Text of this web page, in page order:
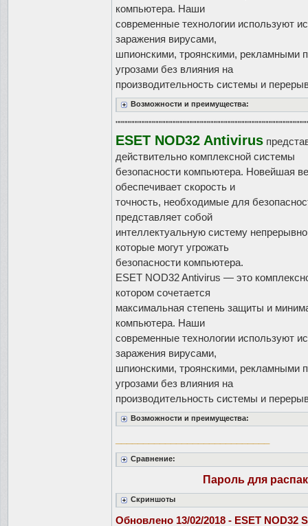
компьютера. Наши
современные технологии используют
заражения вирусами,
шпионскими, троянскими, рекламными
угрозами без влияния на
производительность системы и
Возможности и преимущества:
ESET NOD32 Antivirus
действительно комплексной системы
безопасности компьютера. Новейшая
обеспечивает скорость и
точность, необходимые для
представляет собой
интеллектуальную систему
которые могут угрожать
безопасности компьютера.
ESET NOD32 Antivirus — это
котором сочетается
максимальная степень защиты и
компьютера. Наши
современные технологии используют
заражения вирусами,
шпионскими, троянскими, рекламными
угрозами без влияния на
производительность системы и
Возможности и преимущества:
Сравнение:
Пароль для
Скриншоты
Обновлено 13/02/2018 - ESET NOD32